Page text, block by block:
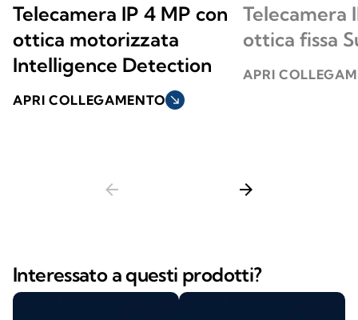
Telecamera IP 4 MP con
ottica motorizzata
Intelligence Detection
APRI COLLEGAMENTO south_east
Telecamera
ottica fissa
APRI
arrow_back arrow_forward
Interessato a questi prodotti?